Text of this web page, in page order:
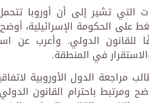
التي تشير إلى أن أوروبا
على الحكومة الإسرائيلية،
الدولي. وأعرب عن
في المنطقة.
مراجعة الدول الأوروبية
ومرتبط باحترام القانون